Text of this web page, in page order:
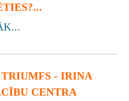
- IRINA
CENTRA